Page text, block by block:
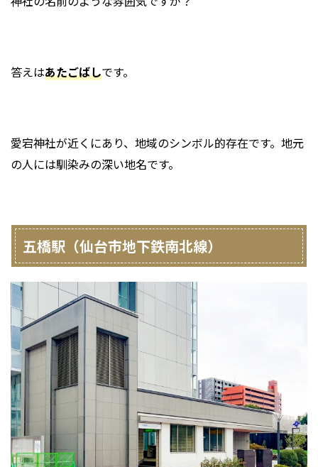
答えはあたごばしです。
愛宕神社が近くにあり、地域のシンボル的存在です。地元
の人には馴染みの深い地名です。
五橋駅（仙台市地下鉄南北線）